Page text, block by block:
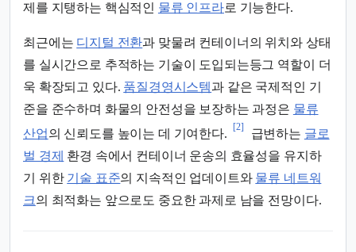
제를 지탱하는 핵심적인 물류 인프라로 기능한다.
최근에는 디지털 전환과 맞물려 컨테이너의 위치와 상태
를 실시간으로 추적하는 기술이 도입되는등그 역할이 더
욱 확장되고 있다. 품질경영시스템과 같은 국제적인 기
준을 준수하며 화물의 안전성을 보장하는 과정은 물류
산업의 신뢰도를 높이는 데 기여한다.
[2]
급변하는 글로
벌 경제 환경 속에서 컨테이너 운송의 효율성을 유지하
기 위한 기술 표준의 지속적인 업데이트와 물류 네트워
크의 최적화는 앞으로도 중요한 과제로 남을 전망이다.